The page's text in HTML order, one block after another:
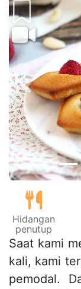
Hidangan
penutup
Saat kami
kali, kami
pemodal.